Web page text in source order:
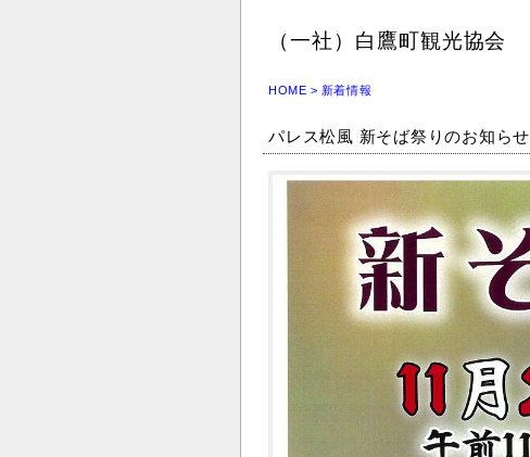
（一社）白鷹町観光協会
HOME > 新着情報
パレス松風 新そば祭りのお知らせ